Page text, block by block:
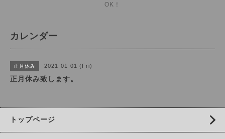
OK！
カレンダー
正月休み 2021-01-01 (Fri)
正月休み致します。
トップページ